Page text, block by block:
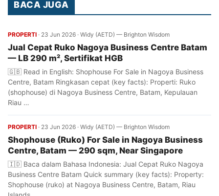
BACA JUGA
PROPERTI · 23 Jun 2026 · Widy (AETD) — Brighton Wisdom
Jual Cepat Ruko Nagoya Business Centre Batam
— LB 290 m², Sertifikat HGB
🇬🇧 Read in English: Shophouse For Sale in Nagoya Business
Centre, Batam Ringkasan cepat (key facts): Properti: Ruko
(shophouse) di Nagoya Business Centre, Batam, Kepulauan
Riau …
PROPERTI · 23 Jun 2026 · Widy (AETD) — Brighton Wisdom
Shophouse (Ruko) For Sale in Nagoya Business
Centre, Batam — 290 sqm, Near Singapore
🇮🇩 Baca dalam Bahasa Indonesia: Jual Cepat Ruko Nagoya
Business Centre Batam Quick summary (key facts): Property:
Shophouse (ruko) at Nagoya Business Centre, Batam, Riau